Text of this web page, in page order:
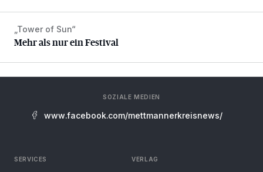
Mehr als nur ein Festival
„Tower of Sun“
Mehr als nur ein Festival
SOZIALE MEDIEN
www.facebook.com/mettmannerkreisnews/
SERVICES VERLAG